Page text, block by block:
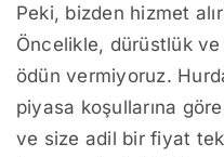
Peki, bizden hizmet
Öncelikle, dürüstlük
ödün vermiyoruz.
piyasa koşullarına
ve size adil bir fiyat